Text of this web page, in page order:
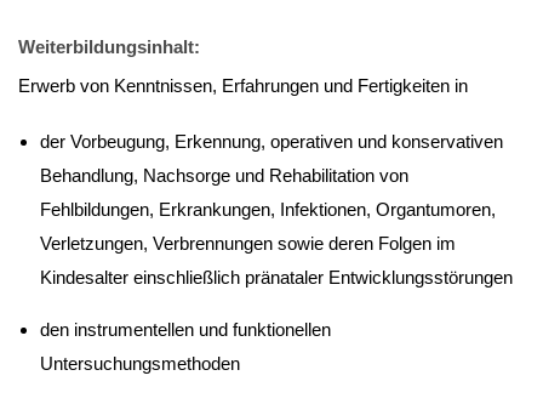
Weiterbildungsinhalt:
Erwerb von Kenntnissen, Erfahrungen und Fertigkeiten in
der Vorbeugung, Erkennung, operativen und konservativen
Behandlung, Nachsorge und Rehabilitation von
Fehlbildungen, Erkrankungen, Infektionen, Organtumoren,
Verletzungen, Verbrennungen sowie deren Folgen im
Kindesalter einschließlich pränataler Entwicklungsstörungen
den instrumentellen und funktionellen
Untersuchungsmethoden